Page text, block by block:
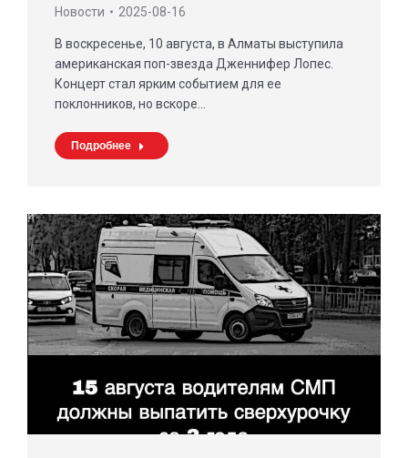
Новости 2025-08-16
В воскресенье, 10 августа, в Алматы выступила
американская поп-звезда Дженнифер Лопес.
Концерт стал ярким событием для ее
поклонников, но вскоре…
Подробнее